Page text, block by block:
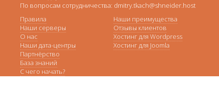
По вопросам сотрудничества: dmitry.tkach@shneider.host
Правила
Наши серверы
О нас
Наши дата-центры
Партнёрство
База знаний
С чего начать?
Наши преимущества
Отзывы клиентов
Хостинг для Wordpress
Хостинг для Joomla